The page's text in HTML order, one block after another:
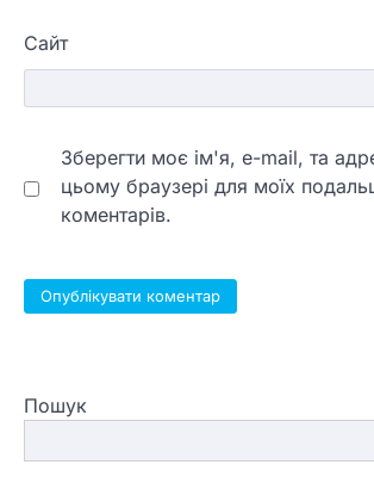
Сайт
Зберегти моє ім'я, e-mail, та
цьому браузері для моїх
коментарів.
Пошук